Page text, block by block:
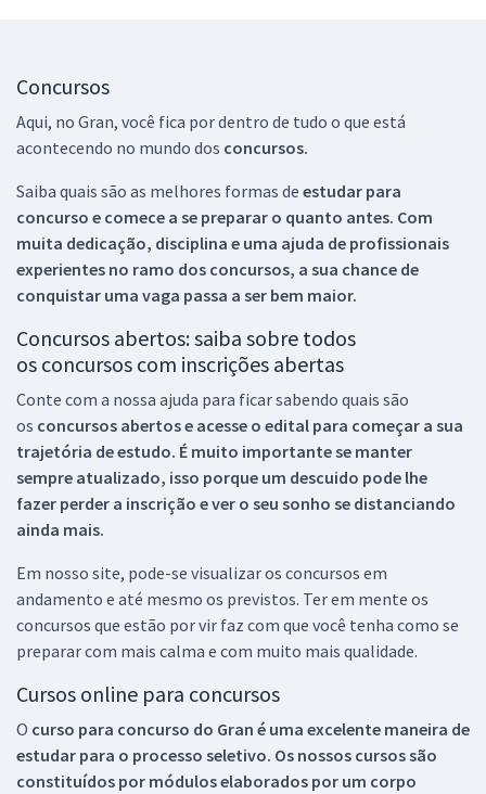
Concursos
Aqui, no Gran, você fica por dentro de tudo o que está
acontecendo no mundo dos concursos.
Saiba quais são as melhores formas de estudar para
concurso e comece a se preparar o quanto antes. Com
muita dedicação, disciplina e uma ajuda de profissionais
experientes no ramo dos concursos, a sua chance de
conquistar uma vaga passa a ser bem maior.
Concursos abertos: saiba sobre todos
os concursos com inscrições abertas
Conte com a nossa ajuda para ficar sabendo quais são
os concursos abertos e acesse o edital para começar a sua
trajetória de estudo. É muito importante se manter
sempre atualizado, isso porque um descuido pode lhe
fazer perder a inscrição e ver o seu sonho se distanciando
ainda mais.
Em nosso site, pode-se visualizar os concursos em
andamento e até mesmo os previstos. Ter em mente os
concursos que estão por vir faz com que você tenha como se
preparar com mais calma e com muito mais qualidade.
Cursos online para concursos
O curso para concurso do Gran é uma excelente maneira de
estudar para o processo seletivo. Os nossos cursos são
constituídos por módulos elaborados por um corpo